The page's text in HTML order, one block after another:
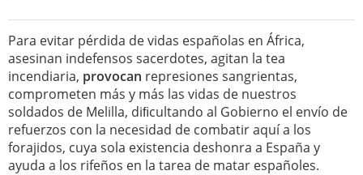
Para evitar pérdida de vidas españolas en África,
asesinan indefensos sacerdotes, agitan la tea
incendiaria, provocan represiones sangrientas,
comprometen más y más las vidas de nuestros
soldados de Melilla, diﬁcultando al Gobierno el envío de
refuerzos con la necesidad de combatir aquí a los
forajidos, cuya sola existencia deshonra a España y
ayuda a los rifeños en la tarea de matar españoles.